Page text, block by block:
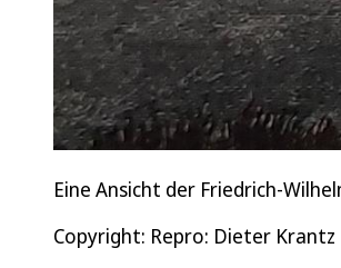
Eine Ansicht der Friedrich-
Copyright: Repro: Dieter Krantz